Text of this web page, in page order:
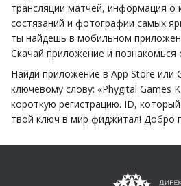
трансляции матчей, информация о
состязаний и фотографии самых
ты найдешь в мобильном
Скачай приложение и познакомься
Найди приложение в App Store или
ключевому слову: «Phygital Games
короткую регистрацию. ID,
твой ключ в мир фиджитал! Добро